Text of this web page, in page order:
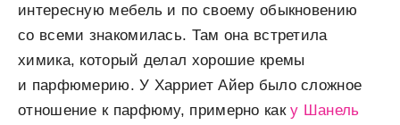
интересную мебель и по своему обыкновению
со всеми знакомилась. Там она встретила
химика, который делал хорошие кремы
и парфюмерию. У Харриет Айер было сложное
отношение к парфюму, примерно каку Шанель